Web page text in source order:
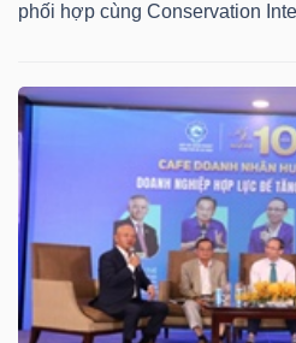
phối hợp cùng Conservation
ngữ
vụ
(-)